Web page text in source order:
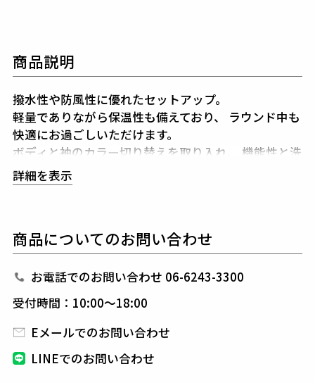
商品説明
撥水性や防風性に優れたセットアップ。
軽量でありながら保温性も備えており、 ラウンド中も
快適にお過ごしいただけます。
ボディと袖のカラー切り替えを取り入れ、 機能性と洗
練を両立させました。
ンが動きやすさを確保し、
着脱を容易にし、天候が不安定な日にも対応すること
ができます。単品でも着用可能ながら、上下揃える
ことで一層の統一感を演出します。
1PIU1UGUALE3 GOLF（ウノピゥウノウグァーレト
レ ゴルフ）
の上質な素材を贅沢に使用し、
詳細を表示
商品についてのお問い合わせ
お電話でのお問い合わせ 06-6243-3300
受付時間：10:00～18:00
Eメールでのお問い合わせ
LINEでのお問い合わせ